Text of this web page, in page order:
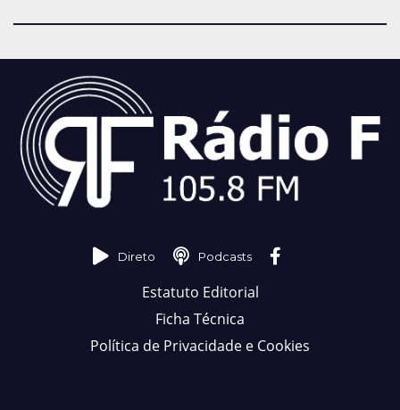
Direto Podcasts
Estatuto Editorial
Ficha Técnica
Política de Privacidade e Cookies